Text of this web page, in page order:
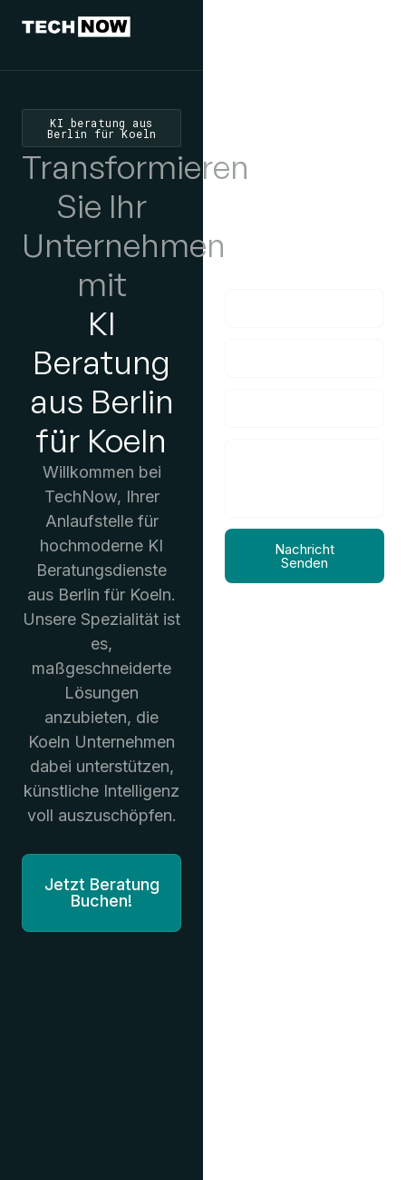
KI beratung aus
Berlin für Koeln
Transformieren
Sie Ihr
Unternehmen
mit
KI
Beratung
aus Berlin
für Koeln
Willkommen bei
TechNow, Ihrer
Anlaufstelle für
hochmoderne KI
Beratungsdienste
aus Berlin für Koeln.
Unsere Spezialität ist
es,
maßgeschneiderte
Lösungen
anzubieten, die
Koeln Unternehmen
dabei unterstützen,
künstliche Intelligenz
voll auszuschöpfen.
Jetzt Beratung
Buchen!
Nachricht
Senden